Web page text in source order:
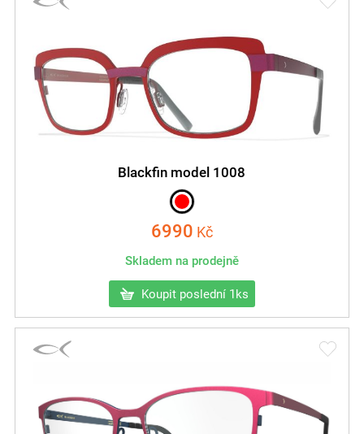
Blackfin model 1008
6990 Kč
Skladem na prodejně
Koupit poslední 1ks